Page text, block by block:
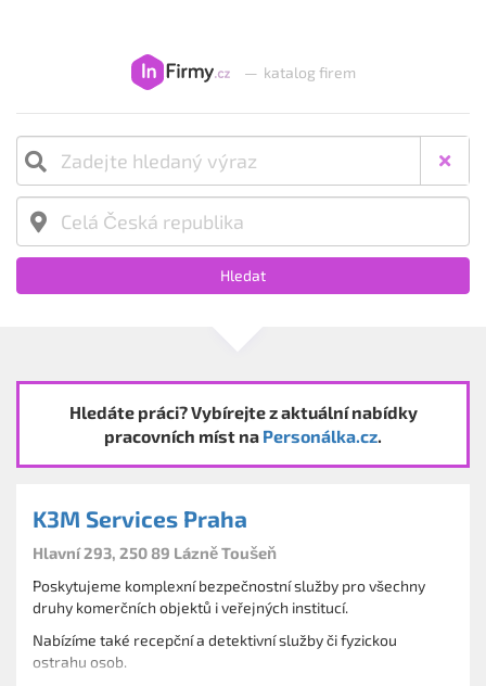
— katalog firem
Hledat
Hledáte práci? Vybírejte z aktuální nabídky
pracovních míst na Personálka.cz.
K3M Services Praha
Hlavní 293, 250 89 Lázně Toušeň
Poskytujeme komplexní bezpečnostní služby pro všechny
druhy komerčních objektů i veřejných institucí.
Nabízíme také recepční a detektivní služby či fyzickou
ostrahu osob.